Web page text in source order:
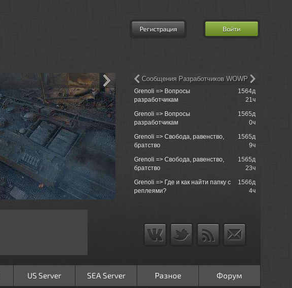
Регистрация Войти
Grenoli => Вопросы
разработчикам
1564д
21ч
Grenoli => Вопросы
разработчикам
1565д
0ч
Grenoli => Свобода, равенство,
братство
1565д
9ч
Grenoli => Свобода, равенство,
братство
1565д
23ч
Grenoli => Где и как найти папку с
реплеями?
1566д
4ч
Сообщения Разработчиков WOWP
US Server SEA Server Разное Форум